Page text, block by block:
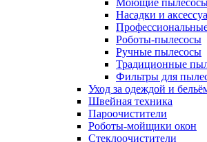
Моющие
Насадки и
Роботы-пылесосы
Ручные пылесосы
Традиционные
Фильтры для
Уход за одеждой и
Швейная техника
Пароочистители
Роботы-мойщики окон
Стеклоочистители